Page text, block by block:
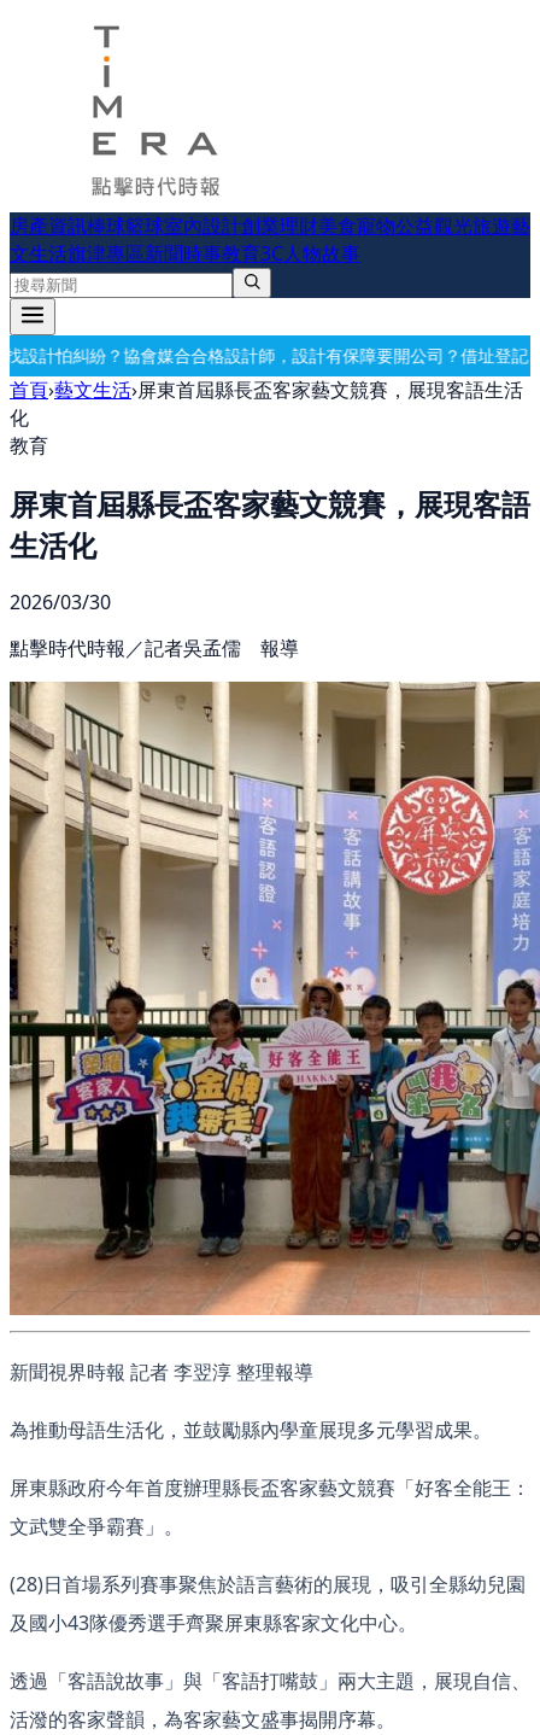
房產資訊棒球籃球室內設計創業理財美食寵物公益觀光旅遊藝
文生活旗津專區新聞時事教育3C人物故事
格設計師，設計有保障要開公司？借址登記・公司設立・工商登記一次
首頁›藝文生活›屏東首屆縣長盃客家藝文競賽，展現客語生活
化
教育
屏東首屆縣長盃客家藝文競賽，展現客語
生活化
2026/03/30
點擊時代時報／記者吳孟儒 報導
新聞視界時報 記者 李翌淳 整理報導
為推動母語生活化，並鼓勵縣內學童展現多元學習成果。
屏東縣政府今年首度辦理縣長盃客家藝文競賽「好客全能王：
文武雙全爭霸賽」。
(28)日首場系列賽事聚焦於語言藝術的展現，吸引全縣幼兒園
及國小43隊優秀選手齊聚屏東縣客家文化中心。
透過「客語說故事」與「客語打嘴鼓」兩大主題，展現自信、
活潑的客家聲韻，為客家藝文盛事揭開序幕。